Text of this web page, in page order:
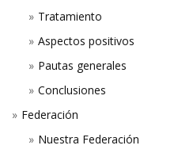
Tratamiento
Aspectos positivos
Pautas generales
Conclusiones
Federación
Nuestra Federación